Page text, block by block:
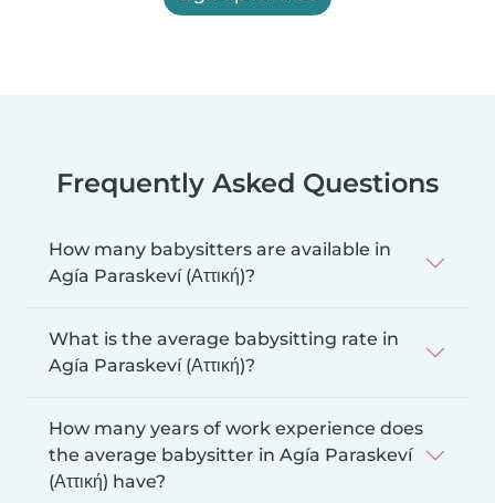
Frequently Asked Questions
How many babysitters are available in
Agía Paraskeví (Αττική)?
What is the average babysitting rate in
Agía Paraskeví (Αττική)?
How many years of work experience does
the average babysitter in Agía Paraskeví
(Αττική) have?